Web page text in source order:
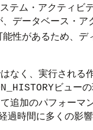
テム・アクティ
データベース・
性があるため、
く、実行される
ビュー
加のパフォーマ
時間に多くの影